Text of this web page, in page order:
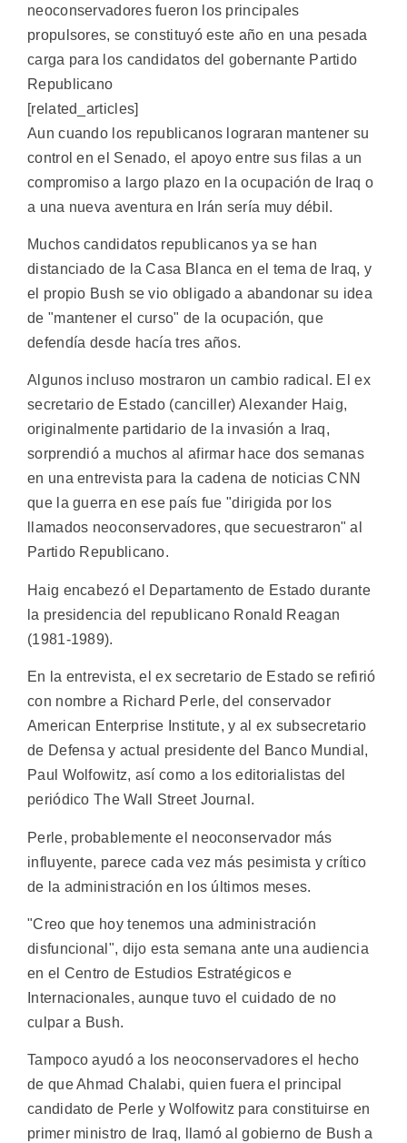
neoconservadores fueron los principales
propulsores, se constituyó este año en una pesada
carga para los candidatos del gobernante Partido
Republicano
[related_articles]
Aun cuando los republicanos lograran mantener su
control en el Senado, el apoyo entre sus filas a un
compromiso a largo plazo en la ocupación de Iraq o
a una nueva aventura en Irán sería muy débil.
Muchos candidatos republicanos ya se han
distanciado de la Casa Blanca en el tema de Iraq, y
el propio Bush se vio obligado a abandonar su idea
de "mantener el curso" de la ocupación, que
defendía desde hacía tres años.
Algunos incluso mostraron un cambio radical. El ex
secretario de Estado (canciller) Alexander Haig,
originalmente partidario de la invasión a Iraq,
sorprendió a muchos al afirmar hace dos semanas
en una entrevista para la cadena de noticias CNN
que la guerra en ese país fue "dirigida por los
llamados neoconservadores, que secuestraron" al
Partido Republicano.
Haig encabezó el Departamento de Estado durante
la presidencia del republicano Ronald Reagan
(1981-1989).
En la entrevista, el ex secretario de Estado se refirió
con nombre a Richard Perle, del conservador
American Enterprise Institute, y al ex subsecretario
de Defensa y actual presidente del Banco Mundial,
Paul Wolfowitz, así como a los editorialistas del
periódico The Wall Street Journal.
Perle, probablemente el neoconservador más
influyente, parece cada vez más pesimista y crítico
de la administración en los últimos meses.
"Creo que hoy tenemos una administración
disfuncional", dijo esta semana ante una audiencia
en el Centro de Estudios Estratégicos e
Internacionales, aunque tuvo el cuidado de no
culpar a Bush.
Tampoco ayudó a los neoconservadores el hecho
de que Ahmad Chalabi, quien fuera el principal
candidato de Perle y Wolfowitz para constituirse en
primer ministro de Iraq, llamó al gobierno de Bush a